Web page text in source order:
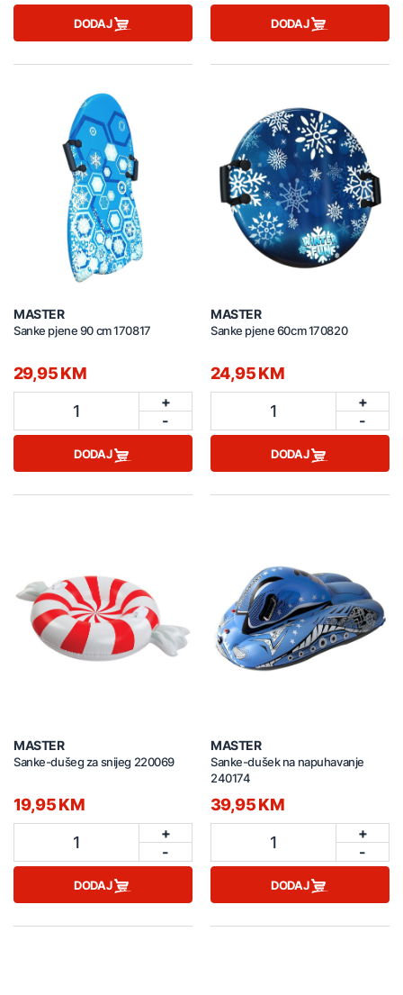
DODAJ DODAJ
MASTER
Sanke pjene 90 cm 170817
29,95 KM
1
+
-
DODAJ
MASTER
Sanke pjene 60cm 170820
24,95 KM
1
+
-
DODAJ
MASTER
Sanke-dušeg za snijeg 220069
19,95 KM
1
+
-
DODAJ
MASTER
Sanke-dušek na napuhavanje
240174
39,95 KM
1
+
-
DODAJ